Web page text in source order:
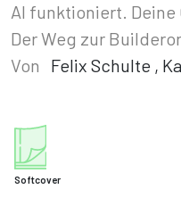
AI funktioniert.
Der Weg zur
Von
Felix Schulte ,
Softcover